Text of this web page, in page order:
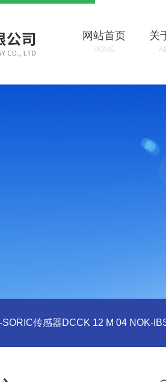
网站首页
HOME
关
SORIC传感器DCCK 12 M 04 NOK-